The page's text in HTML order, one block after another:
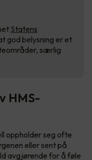
Statens
god belysning er et
særlig
HMS-
oppholder seg ofte
eller sent på
avgjørende for å føle